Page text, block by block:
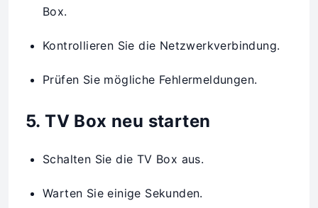
Box.
Kontrollieren Sie die Netzwerkverbindung.
Prüfen Sie mögliche Fehlermeldungen.
5. TV Box neu starten
Schalten Sie die TV Box aus.
Warten Sie einige Sekunden.